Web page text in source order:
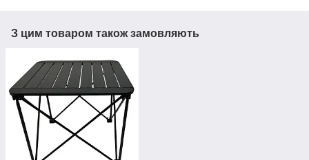
З цим товаром також замовляють